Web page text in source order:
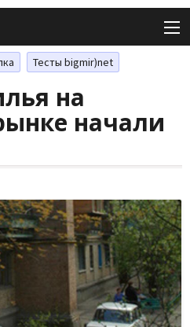
Тесты bigmir)net
на
начали